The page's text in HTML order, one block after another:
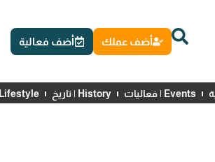
أضف عملك أضف فعالية
Events | فعاليات History | تاريخ Lifestyle | وجهات محلية